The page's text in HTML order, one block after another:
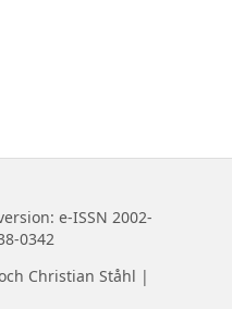
e-ISSN 2002-
0342
Christian Ståhl |